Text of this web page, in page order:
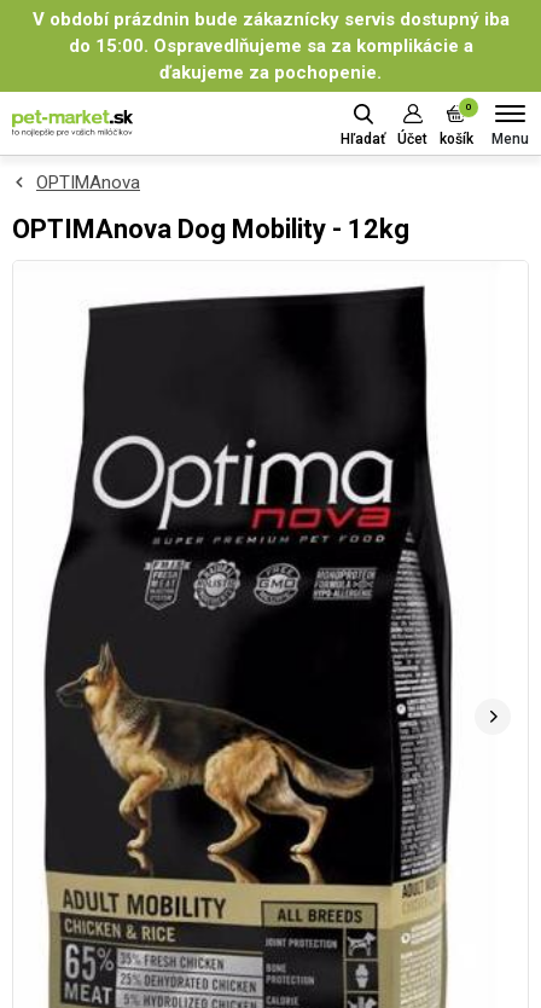
V období prázdnin bude zákaznícky servis dostupný iba
do 15:00. Ospravedlňujeme sa za komplikácie a
ďakujeme za pochopenie.
Hľadať Účet
0
košík Menu
OPTIMAnova
OPTIMAnova Dog Mobility - 12kg